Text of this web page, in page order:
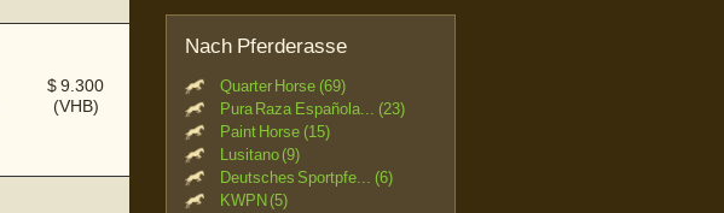
$9.300
(VHB)
Nach Pferderasse
Quarter Horse (69)
Pura Raza Española... (23)
Paint Horse (15)
Lusitano (9)
Deutsches Sportpfe... (6)
KWPN (5)